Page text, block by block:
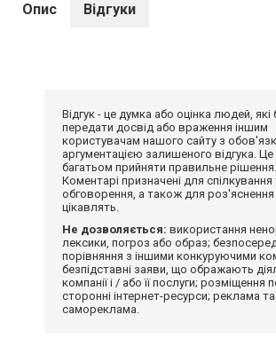
Опис Відгуки
Відгук - це думка або оцінка людей,
передати досвід або враження іншим
користувачам нашого сайту з
аргументацією залишеного відгука.
багатьом прийняти правильне рішення.
Коментарі призначені для спілкування
обговорення, а також для
цікавлять.
Не дозволяється: використання
лексики, погроз або образ;
порівняння з іншими конкуруючими
безпідставні заяви, що ображають
компанії і / або її послуги; розміщення
сторонні інтернет-ресурси; реклама та
самореклама.